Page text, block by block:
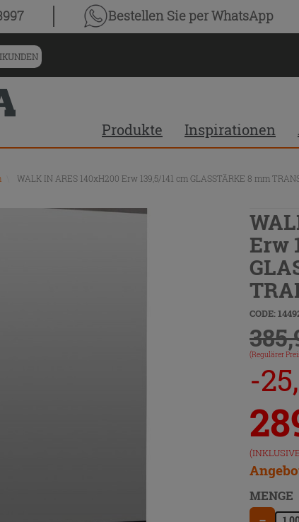
Bestellen Sieper WhatsApp
Produkte Inspirationen
WALK IN ARES 140xH200 Erw 139,5/141 cm GLASSTÄRKE 8 mm
Erw
CODE:
(Regulärer
-
MENGE